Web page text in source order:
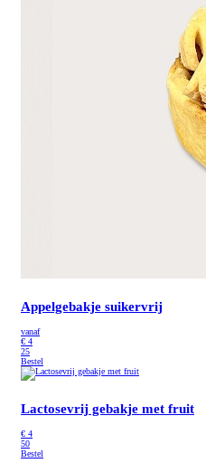
Appelgebakje suikervrij
vanaf
€ 4
25
Bestel
Lactosevrij gebakje met fruit
€ 4
50
Bestel